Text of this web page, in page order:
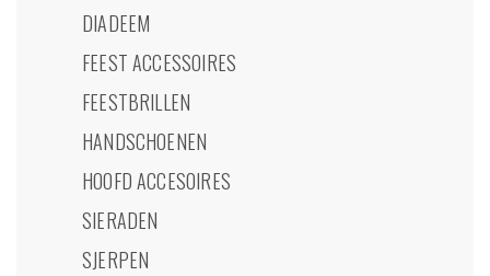
DIADEEM
FEEST ACCESSOIRES
FEESTBRILLEN
HANDSCHOENEN
HOOFD ACCESOIRES
SIERADEN
SJERPEN